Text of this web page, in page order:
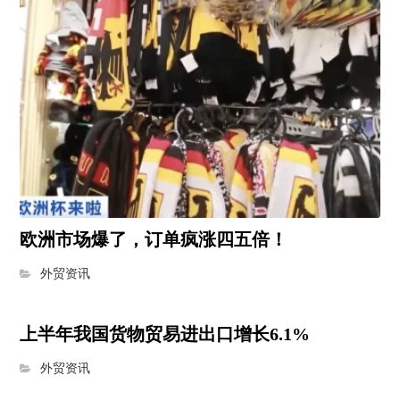
欧洲市场爆了，订单疯涨四五倍！
外贸资讯
上半年我国货物贸易进出口增长6.1%
外贸资讯